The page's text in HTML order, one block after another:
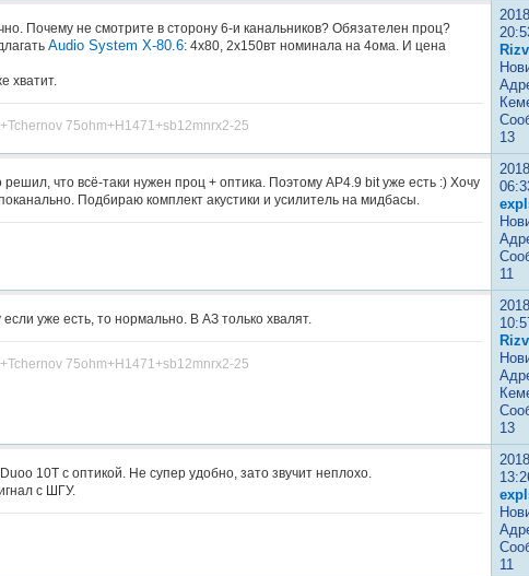
Почему не смотрите в сторону 6-и канальников? Обязателен проц?
Audio System X-80.6: 4x80, 2x150вт номинала на 4ома. И цена
хватит.
75ohm+H1471+sb12mnrx2-25
13
что всё-таки нужен проц + оптика. Поэтому AP4.9 bit уже есть :) Хочу
Подбираю комплект акустики и усилитель на мидбасы.
11
уже есть, то нормально. В АЗ только хвалят.
75ohm+H1471+sb12mnrx2-25
13
10T с оптикой. Не супер удобно, зато звучит неплохо.
с ШГУ.
11